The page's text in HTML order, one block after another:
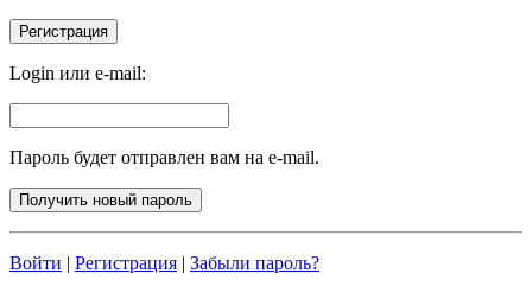
Login или e-mail:
Пароль будет отправлен вам на e-mail.
Войти | Регистрация | Забыли пароль?